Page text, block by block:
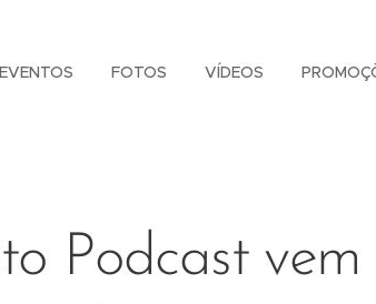
EVENTOS FOTOS VÍDEOS
Podcast vem